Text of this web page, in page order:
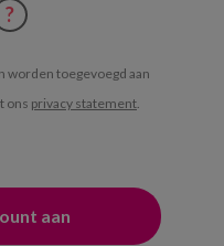
?
worden toegevoegd aan
ons privacy statement